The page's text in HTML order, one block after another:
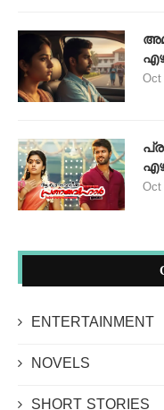
Oct
Oct
ENTERTAINMENT
NOVELS
SHORT STORIES